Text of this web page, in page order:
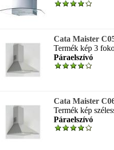
Cata Maister
Termék kép 3
Páraelszívó
Cata Maister
Termék kép
Páraelszívó